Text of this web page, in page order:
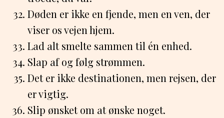
Døden er ikke en fjende, men en ven, der
viser os vejen hjem.
Lad alt smelte sammen til én enhed.
Slap af og følg strømmen.
Det er ikke destinationen, men rejsen, der
er vigtig.
Slip ønsket om at ønske noget.